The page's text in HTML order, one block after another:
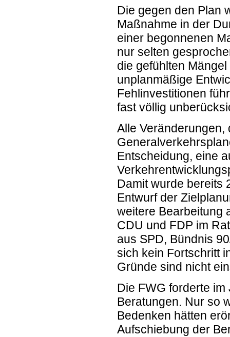
Die gegen den Plan
Maßnahme in der
einer begonnenen
nur selten
die gefühlten
unplanmäßige
Fehlinvestitionen
fast völlig
Alle
Entscheidung, eine
Damit wurde bereits
Entwurf der
weitere Bearbeitung
CDU und FDP im
aus SPD, Bündnis
sich kein Fortschritt
Gründe sind nicht
Die FWG forderte
Beratungen. Nur so
Bedenken hätten
Aufschiebung der